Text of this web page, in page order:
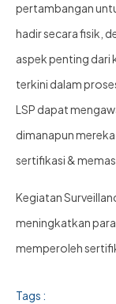
pertambangan
hadir secara fisik,
aspek penting dari
terkini dalam
LSP dapat
dimanapun
sertifikasi &
Kegiatan
meningkatkan
memperoleh
Tags :